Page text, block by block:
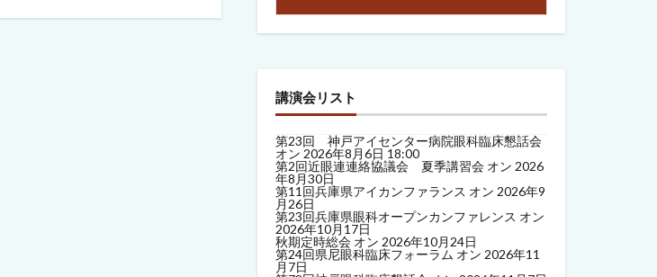
講演会リスト
第23回 神戸アイセンター病院眼科臨床懇話会
オン 2026年8月6日 18:00
第2回近眼連連絡協議会 夏季講習会 オン 2026
年8月30日
第11回兵庫県アイカンファランス オン 2026年9
月26日
第23回兵庫県眼科オープンカンファレンス オン
2026年10月17日
秋期定時総会 オン 2026年10月24日
第24回県尼眼科臨床フォーラム オン 2026年11
月7日